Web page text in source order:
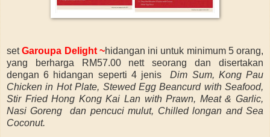
setGaroupa Delight ~hidangan ini untuk minimum 5 orang,
yang berharga RM57.00 nett seorang dan disertakan
dengan 6 hidangan seperti 4 jenisDim Sum, Kong Pau
Chicken in Hot Plate, Stewed Egg Beancurd with Seafood,
Stir Fried Hong Kong Kai Lan with Prawn, Meat & Garlic,
Nasi Goreng dan pencuci mulut, Chilled longan and Sea
Coconut.